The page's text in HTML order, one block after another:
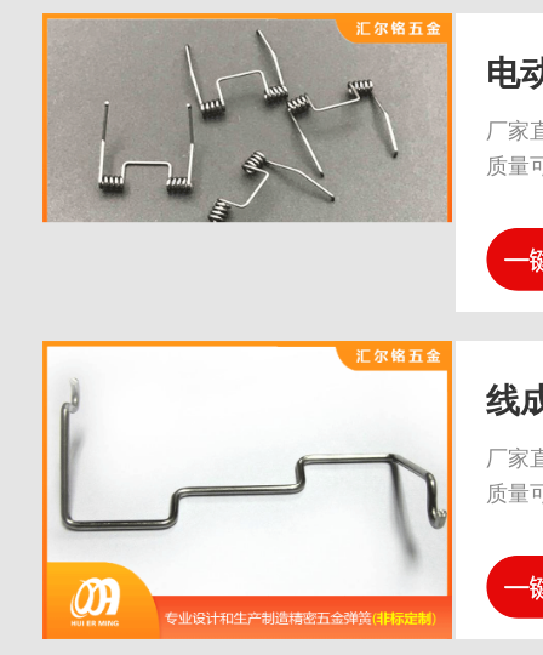
电
厂家
质量
线
厂家
质量